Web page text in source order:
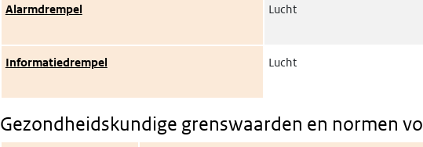
Alarmdrempel Lucht
Informatiedrempel Lucht
Gezondheidskundige grenswaarden en normen